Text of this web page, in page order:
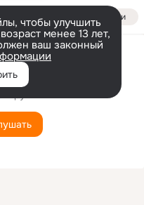
Войти
чтобы улучшить
менее 13 лет,
ваш законный
песня